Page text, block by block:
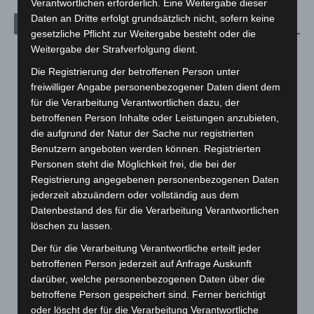
Archiv
August 2026(14)
Juli 2026(73)
Juni 2026(139)
Mai 2026(99)
April 2026(99)
März 2026(115)
Februar 2026(109)
Januar 2026(122)
Dezember 2025(103)
November 2025(114)
Oktober 2025 (112)
September 2025(93)
August 2025 (90)
Verantwortlichen erforderlich. Eine Weitergabe dieser
Daten an Dritte erfolgt grundsätzlich nicht, sofern keine
gesetzliche Pflicht zur Weitergabe besteht oder die
Weitergabe der Strafverfolgung dient.
Die Registrierung der betroffenen Person unter
freiwilliger Angabe personenbezogener Daten dient dem
für die Verarbeitung Verantwortlichen dazu, der
betroffenen Person Inhalte oder Leistungen anzubieten,
die aufgrund der Natur der Sache nur registrierten
Benutzern angeboten werden können. Registrierten
Personen steht die Möglichkeit frei, die bei der
Registrierung angegebenen personenbezogenen Daten
jederzeit abzuändern oder vollständig aus dem
Datenbestand des für die Verarbeitung Verantwortlichen
löschen zu lassen.
Der für die Verarbeitung Verantwortliche erteilt jeder
betroffenen Person jederzeit auf Anfrage Auskunft
darüber, welche personenbezogenen Daten über die
betroffene Person gespeichert sind. Ferner berichtigt
oder löscht der für die Verarbeitung Verantwortliche